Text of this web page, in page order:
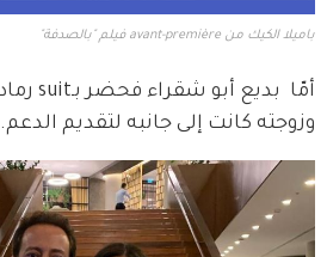
باميلا الكيك من avant-première فيلم "بالصدفة"
وزوجته كانت إلى جانبه لتقديم الدعم.